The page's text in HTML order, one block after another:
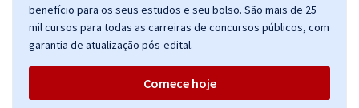
benefício para os seus estudos e seu bolso. São mais de 25
mil cursos para todas as carreiras de concursos públicos, com
garantia de atualização pós-edital.
Comece hoje